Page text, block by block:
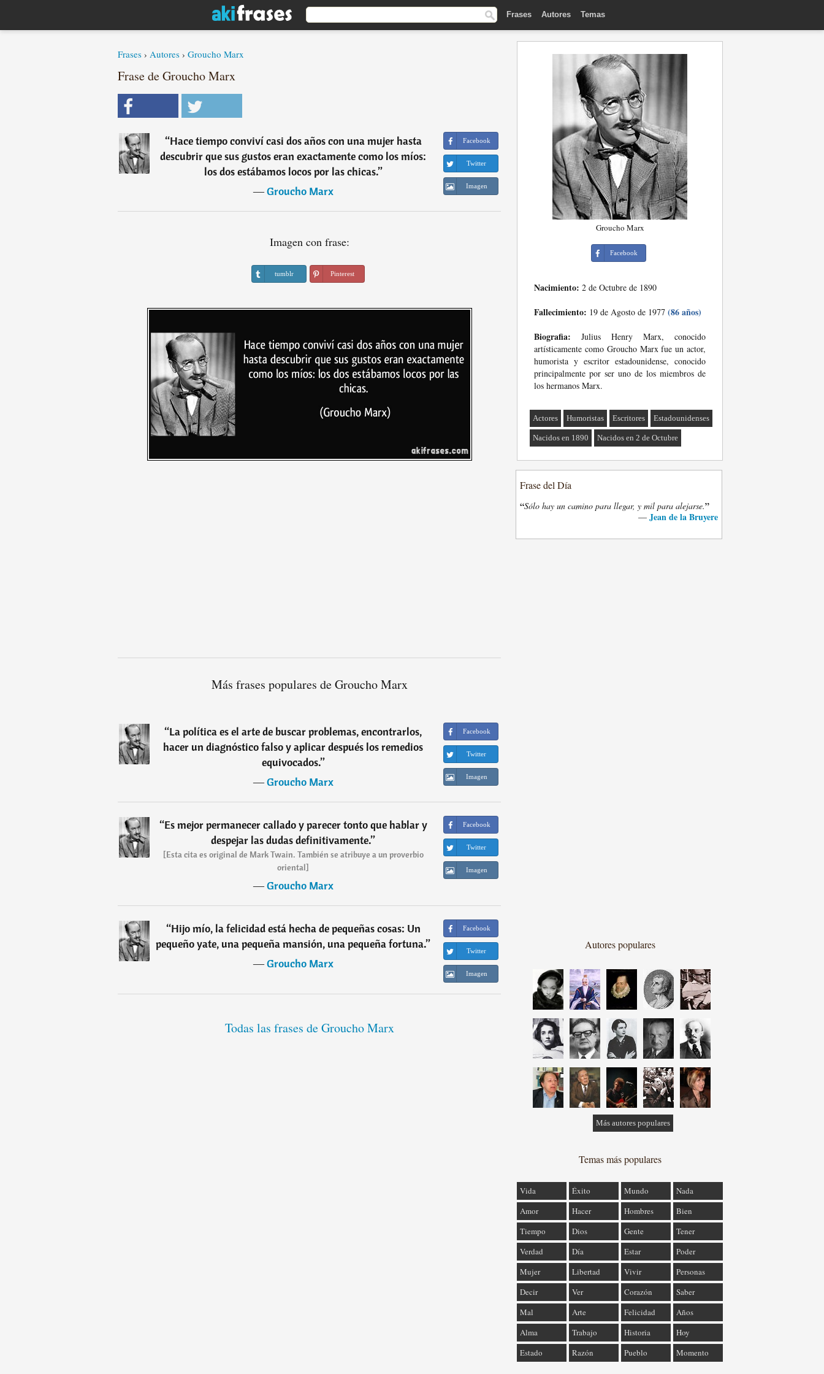
Frases Autores Temas
Frases › Autores › Groucho Marx
Frase de Groucho Marx
“Hace tiempo conviví casi dos años con una mujer hasta
descubrir que sus gustos eran exactamente como los míos:
los dos estábamos locos por las chicas.”
―Groucho Marx
Facebook
Twitter
Imagen
Imagen con frase:
tumblr Pinterest
Más frases populares de Groucho Marx
“La política es el arte de buscar problemas, encontrarlos,
hacer un diagnóstico falso y aplicar después los remedios
equivocados.”
―Groucho Marx
Facebook
Twitter
Imagen
“Es mejor permanecer callado y parecer tonto que hablar y
despejar las dudas definitivamente.”
[Esta cita es original de Mark Twain. También se atribuye a un proverbio
oriental]
―Groucho Marx
Facebook
Twitter
Imagen
“Hijo mío, la felicidad está hecha de pequeñas cosas: Un
pequeño yate, una pequeña mansión, una pequeña fortuna.”
―Groucho Marx
Facebook
Twitter
Imagen
Todas las frases de Groucho Marx
Groucho Marx
Facebook
Nacimiento: 2 de Octubre de 1890
Fallecimiento: 19 de Agosto de 1977 (86 años)
Biografia: Julius Henry Marx, conocido
artísticamente como Groucho Marx fue un actor,
humorista y escritor estadounidense, conocido
principalmente por ser uno de los miembros de
los hermanos Marx.
Actores Humoristas Escritores Estadounidenses
Nacidos en 1890 Nacidos en 2 de Octubre
Frase del Día
“Sólo hay un camino para llegar, y mil para alejarse.”
— Jean de la Bruyere
Autores populares
Más autores populares
Temas más populares
Vida Éxito Mundo
Nada
Amor
Hacer Hombres
Bien
Tiempo
Dios Gente
Tener
Verdad
Día Estar
Poder
Mujer
Libertad Vivir
Personas
Decir
Ver Corazón
Saber
Mal
Arte Felicidad
Años
Alma
Trabajo Historia
Hoy
Estado
Razón Pueblo Momento